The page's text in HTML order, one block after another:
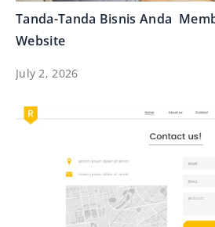
Tanda-Tanda Bisnis Anda
Website
July 2, 2026